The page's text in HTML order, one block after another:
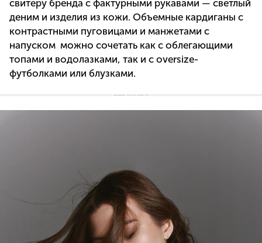
свитеру бренда с фактурными рукавами — светлый
деним и изделия из кожи. Объемные кардиганы с
контрастными пуговицами и манжетами с
напуском можно сочетать как с облегающими
топами и водолазками, так и с oversize-
футболками или блузками.